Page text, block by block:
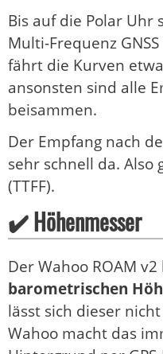
Bis auf die Polar Uhr
Multi-Frequenz
fährt die Kurven
ansonsten sind alle
beisammen.
Der Empfang nach
sehr schnell da. Also
(TTFF).
✔️ Höhenmesser
Der Wahoo ROAM
barometrischen
lässt sich dieser
Wahoo macht das